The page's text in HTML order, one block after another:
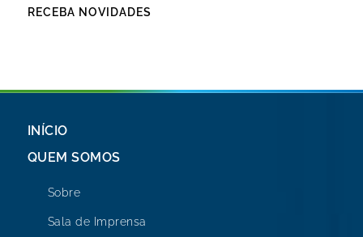
RECEBA NOVIDADES
INÍCIO
QUEM SOMOS
Sobre
Sala de Imprensa